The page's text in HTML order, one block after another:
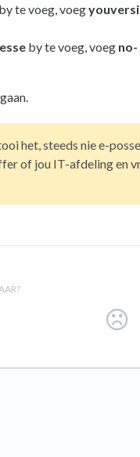
by te voeg, voeg
by te voeg, voeg no-
het, steeds nie e-
of jou IT-afdeling en